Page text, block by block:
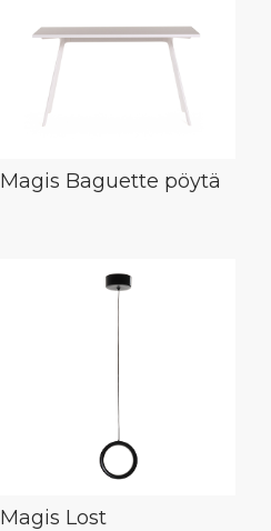
Magis Baguette pöytä
Magis Lost